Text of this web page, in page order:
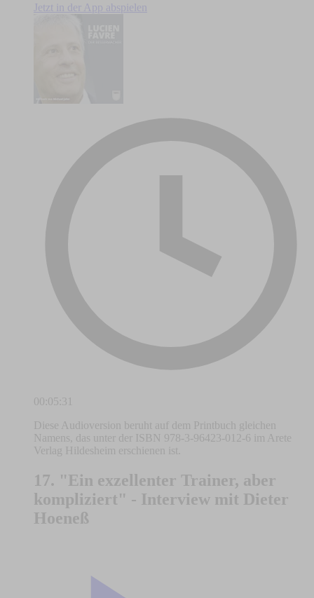
Jetzt in der App abspielen
00:05:31
Diese Audioversion beruht auf dem Printbuch gleichen
Namens, das unter der ISBN 978-3-96423-012-6 im Arete
Verlag Hildesheim erschienen ist.
17. "Ein exzellenter Trainer, aber
kompliziert" - Interview mit Dieter
Hoeneß